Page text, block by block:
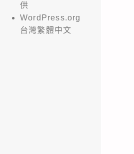
供
WordPress.org
台灣繁體中文